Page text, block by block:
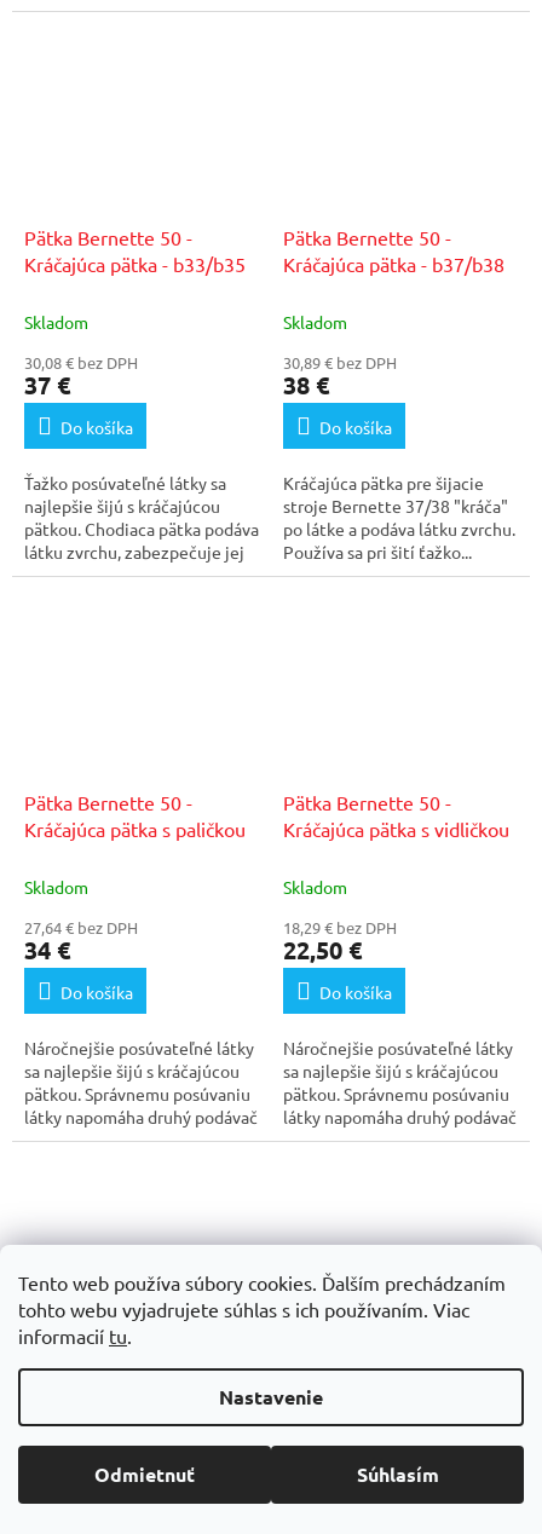
Tento web používa súbory cookies. Ďalším prechádzaním
tohto webu vyjadrujete súhlas s ich používaním. Viac
informacií tu.
Nastavenie
Odmietnuť Súhlasím
Pätka Bernette 50 -
Kráčajúca pätka - b33/b35
Skladom
30,08 € bez DPH
37 €
Do košíka
Ťažko posúvateľné látky sa
najlepšie šijú s kráčajúcou
pätkou. Chodiaca pätka podáva
látku zvrchu, zabezpečuje jej
horný posun....
Pätka Bernette 50 -
Kráčajúca pätka - b37/b38
Skladom
30,89 € bez DPH
38 €
Do košíka
Kráčajúca pätka pre šijacie
stroje Bernette 37/38 "kráča"
po látke a podáva látku zvrchu.
Používa sa pri šití ťažko...
Pätka Bernette 50 -
Kráčajúca pätka s paličkou
Skladom
27,64 € bez DPH
34 €
Do košíka
Náročnejšie posúvateľné látky
sa najlepšie šijú s kráčajúcou
pätkou. Správnemu posúvaniu
látky napomáha druhý podávač
na hornej...
Pätka Bernette 50 -
Kráčajúca pätka s vidličkou
Skladom
18,29 € bez DPH
22,50 €
Do košíka
Náročnejšie posúvateľné látky
sa najlepšie šijú s kráčajúcou
pätkou. Správnemu posúvaniu
látky napomáha druhý podávač
na hornej...
Pätka Bernette 51 - Pätka s
Skladom
18 €
Pätka Bernette 52 -
Nepriľnavá teflónová pätka
- b33/b35
Skladom
24 €